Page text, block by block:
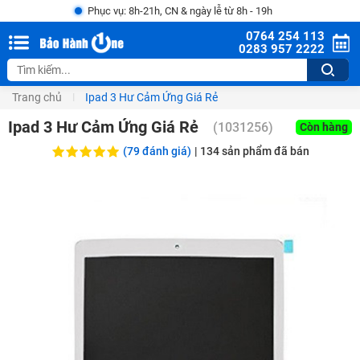
Phục vụ: 8h-21h, CN & ngày lễ từ 8h - 19h
0764 254 113
0283 957 2222
Trang chủ Ipad 3 Hư Cảm Ứng Giá Rẻ
Ipad 3 Hư Cảm Ứng Giá Rẻ (1031256)
Còn hàng
(79 đánh giá) | 134sản phẩm đã bán